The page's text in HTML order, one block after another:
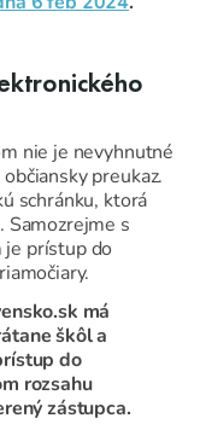
nie je nevyhnutné
preukaz.
schránku, ktorá
Samozrejme s
je prístup do
má
škôl a
do
rozsahu
zástupca.